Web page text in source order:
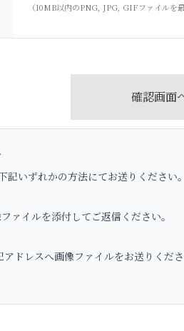
（10MB以内のPNG, JPG, GIFファイルを
いずれかの方法にてお送りください。
ァイルを添付してご返信ください。
ドレスへ画像ファイルをお送りくださ